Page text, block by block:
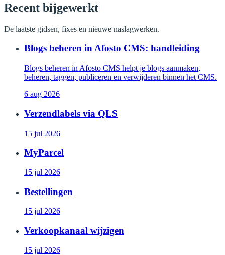
Recent bijgewerkt
De laatste gidsen, fixes en nieuwe naslagwerken.
Blogs beheren in Afosto CMS: handleiding
Blogs beheren in Afosto CMS helpt je blogs aanmaken,
beheren, taggen, publiceren en verwijderen binnen het CMS.
6 aug 2026
Verzendlabels via QLS
15 jul 2026
MyParcel
15 jul 2026
Bestellingen
15 jul 2026
Verkoopkanaal wijzigen
15 jul 2026